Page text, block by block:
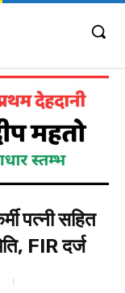
पत्नी सहित
FIR दर्ज